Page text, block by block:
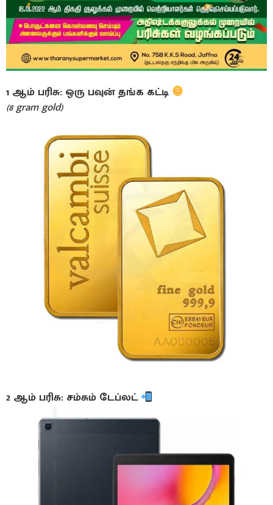
1 ஆம் பரிசு: ஒரு பவுன் தங்க கட்டி
(8 gram gold)
2 ஆம் பரிசு: சம்சும் டேப்லட்